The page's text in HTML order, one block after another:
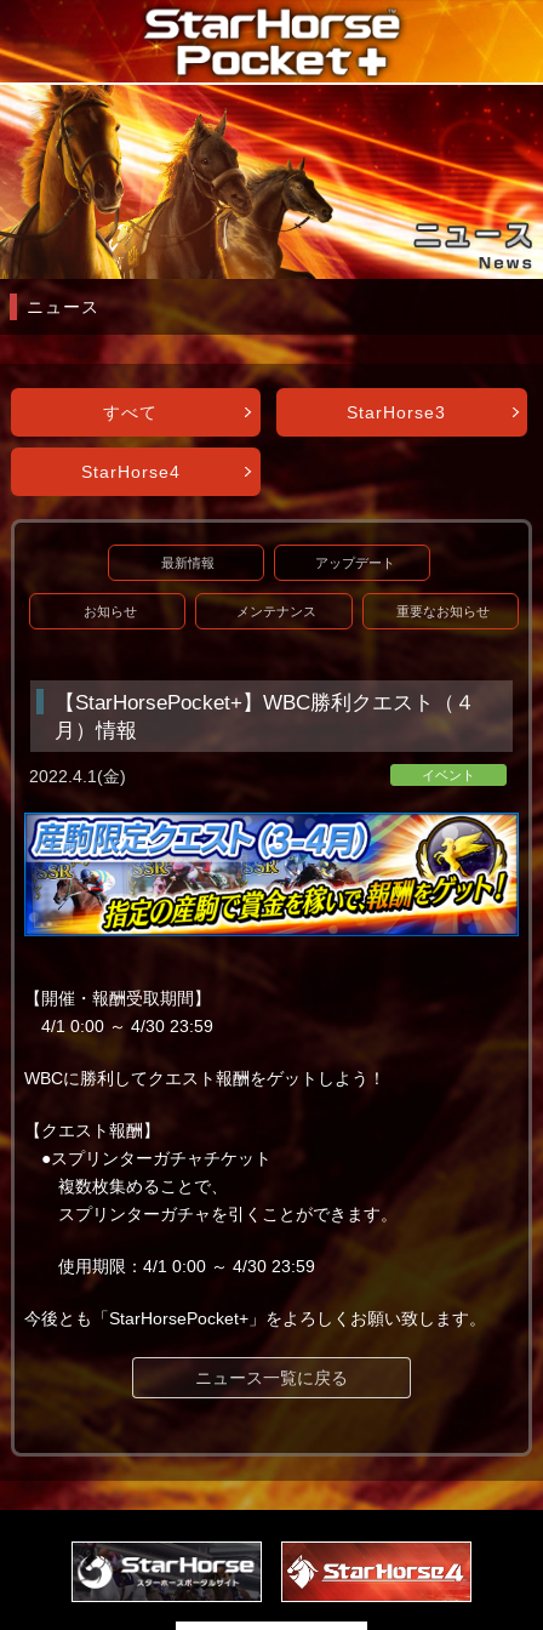
ニュース
すべて StarHorse3
StarHorse4
最新情報 アップデート
お知らせ メンテナンス 重要なお知らせ
【StarHorsePocket+】WBC勝利クエスト（４
月）情報
イベント
2022.4.1(金)
【開催・報酬受取期間】
4/1 0:00 ～ 4/30 23:59
WBCに勝利してクエスト報酬をゲットしよう！
【クエスト報酬】
●スプリンターガチャチケット
複数枚集めることで、
スプリンターガチャを引くことができます。
使用期限：4/1 0:00 ～ 4/30 23:59
今後とも「StarHorsePocket+」をよろしくお願い致します。
ニュース一覧に戻る